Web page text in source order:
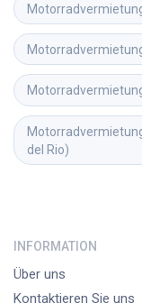
del Rio)
INFORMATION
Über uns
Kontaktieren Sie uns